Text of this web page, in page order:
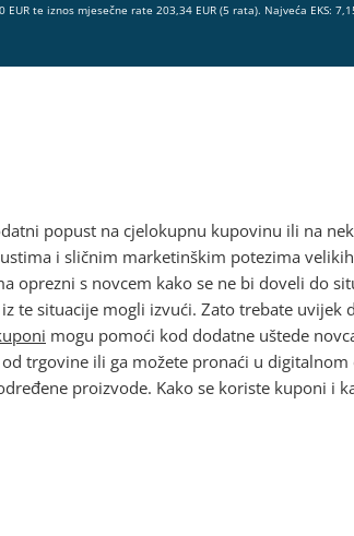
te iznos mjesečne rate 203,34 EUR (5 rata). Najveća EKS:
popust na cjelokupnu kupovinu ili na
i sličnim marketinškim potezima
oprezni s novcem kako se ne bi doveli do
te situacije mogli izvući. Zato trebate uvijek
mogu pomoći kod dodatne uštede
trgovine ili ga možete pronaći u
proizvode. Kako se koriste kuponi i